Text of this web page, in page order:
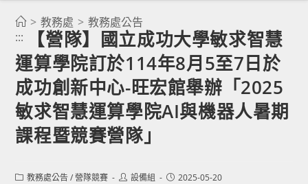
> 教務處 > 教務處公告
:::
【營隊】國立成功大學敏求智慧
運算學院訂於114年8月5至7日於
成功創新中心-旺宏館舉辦「2025
敏求智慧運算學院AI與機器人暑期
課程暨競賽營隊」
Post教務處公告 / 營隊競賽
Post設備組
Post2025-05-20